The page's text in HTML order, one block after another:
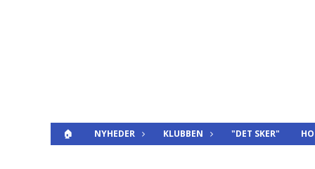
🏠 NYHEDER KLUBBEN "DET SKER"